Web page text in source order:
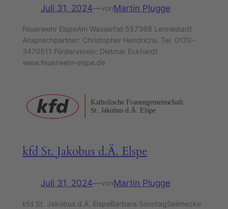
Juli 31, 2024—vonMartin Plugge
Feuerwehr ElspeAm Wasserfall 557368 Lennestadt
Ansprechpartner: Christopher Hendrichs, Tel. 0170-
3470511 Förderverein: Dietmar Eckhardt
www.feuerwehr-elspe.de
kfd St. Jakobus d.Ä. Elspe
Juli 31, 2024—vonMartin Plugge
kfd St. Jakobus d.Ä. ElspeBarbara SonntagSeilmecke